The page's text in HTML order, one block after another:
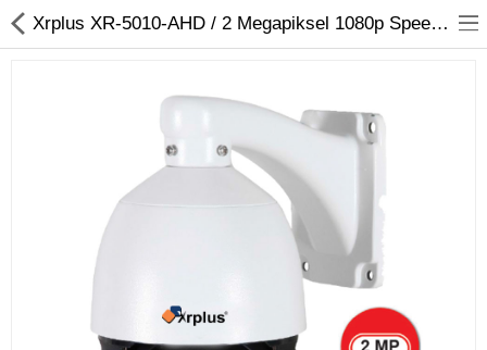
Kayıt Cihazları
Hırsız Alarm Sistemleri
Xrplus XR-5010-AHD / 2 Megapiksel 1080p Speed Dome AHD Kamera